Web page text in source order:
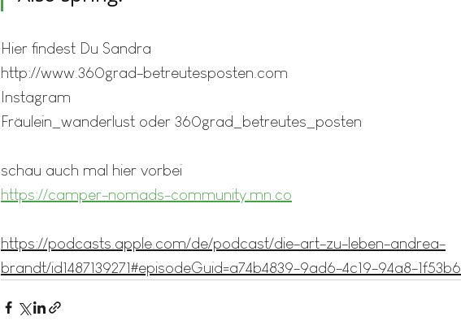
Hier findest Du Sandra
http://www.360grad-betreutesposten.com
Instagram
Fräulein_wanderlust oder 360grad_betreutes_posten
schau auch mal hier vorbei
https://camper-nomads-community.mn.co
https://podcasts.apple.com/de/podcast/die-art-zu-leben-andrea-
brandt/id1487139271#episodeGuid=a74b4839-9ad6-4c19-94a8-